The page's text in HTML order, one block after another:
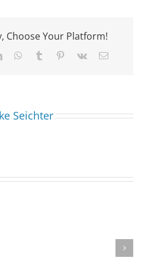
Choose Your Platform!
LinkedInWhatsApp
Tumblr Pinterest
Vk
E-
Seichter
begeistert
Publikum